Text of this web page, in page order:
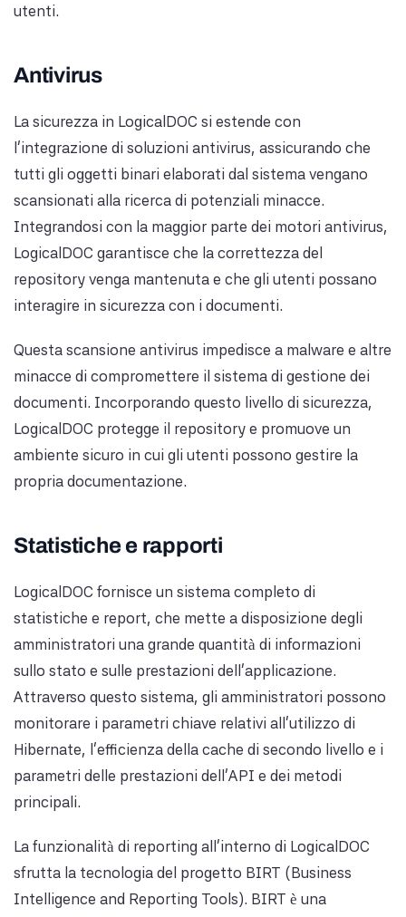
utenti.
Antivirus
La sicurezza in LogicalDOC si estende con
l'integrazione di soluzioni antivirus, assicurando che
tutti gli oggetti binari elaborati dal sistema vengano
scansionati alla ricerca di potenziali minacce.
Integrandosi con la maggior parte dei motori antivirus,
LogicalDOC garantisce che la correttezza del
repository venga mantenuta e che gli utenti possano
interagire in sicurezza con i documenti.
Questa scansione antivirus impedisce a malware e altre
minacce di compromettere il sistema di gestione dei
documenti. Incorporando questo livello di sicurezza,
LogicalDOC protegge il repository e promuove un
ambiente sicuro in cui gli utenti possono gestire la
propria documentazione.
Statistiche e rapporti
LogicalDOC fornisce un sistema completo di
statistiche e report, che mette a disposizione degli
amministratori una grande quantità di informazioni
sullo stato e sulle prestazioni dell'applicazione.
Attraverso questo sistema, gli amministratori possono
monitorare i parametri chiave relativi all'utilizzo di
Hibernate, l'efficienza della cache di secondo livello e i
parametri delle prestazioni dell'API e dei metodi
principali.
La funzionalità di reporting all'interno di LogicalDOC
sfrutta la tecnologia del progetto BIRT (Business
Intelligence and Reporting Tools). BIRT è una